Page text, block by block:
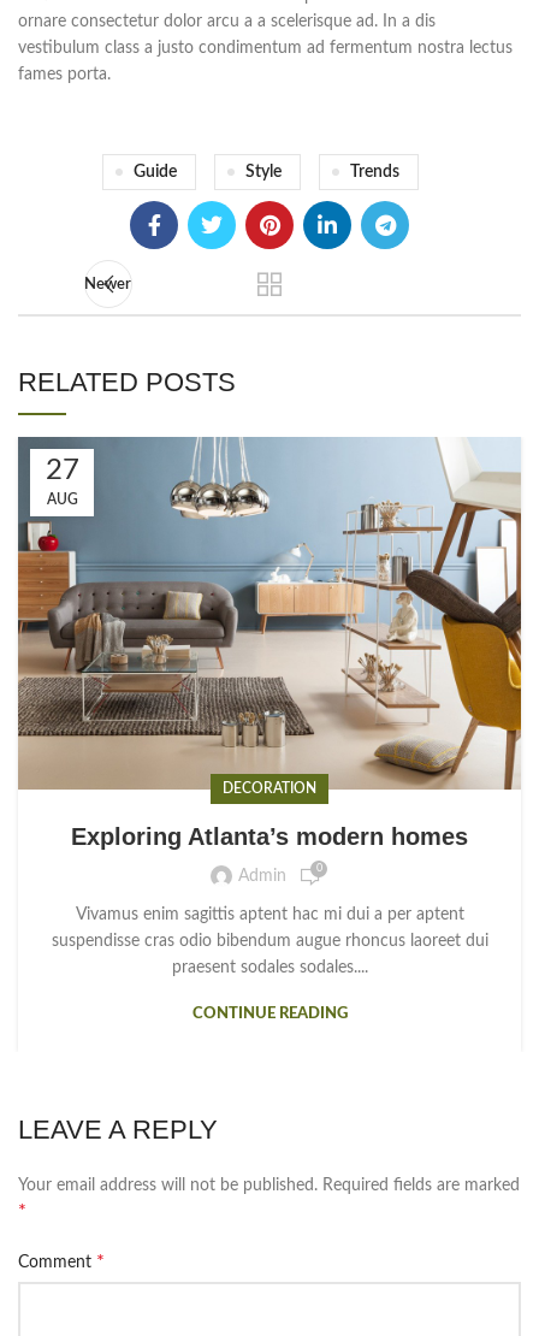
ornare consectetur dolor arcu a a scelerisque ad. In a dis
vestibulum class a justo condimentum ad fermentum nostra lectus
fames porta.
Guide Style Trends
Newer
RELATED POSTS
27
AUG
DECORATION
Exploring Atlanta’s modern homes
Admin 0
Vivamus enim sagittis aptent hac mi dui a per aptent
suspendisse cras odio bibendum augue rhoncus laoreet dui
praesent sodales sodales....
CONTINUE READING
LEAVE A REPLY
Your email address will not be published. Required fields are marked
*
Comment *